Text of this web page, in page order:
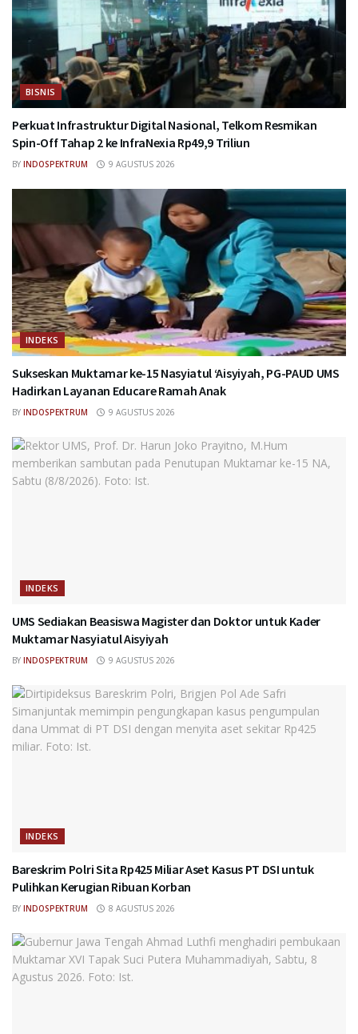
BISNIS
Perkuat Infrastruktur Digital Nasional, Telkom Resmikan
Spin-Off Tahap 2 ke InfraNexia Rp49,9 Triliun
BY INDOSPEKTRUM 9 AGUSTUS 2026
INDEKS
Sukseskan Muktamar ke-15 Nasyiatul ‘Aisyiyah, PG-PAUD UMS
Hadirkan Layanan Educare Ramah Anak
BY INDOSPEKTRUM 9 AGUSTUS 2026
INDEKS
UMS Sediakan Beasiswa Magister dan Doktor untuk Kader
Muktamar Nasyiatul Aisyiyah
BY INDOSPEKTRUM 9 AGUSTUS 2026
INDEKS
Bareskrim Polri Sita Rp425 Miliar Aset Kasus PT DSI untuk
Pulihkan Kerugian Ribuan Korban
BY INDOSPEKTRUM 8 AGUSTUS 2026